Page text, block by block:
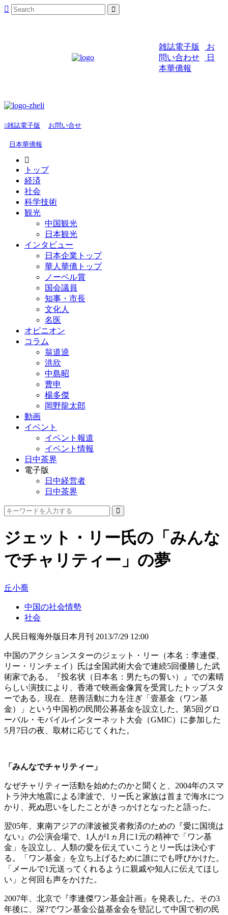
雑誌電子版
お
問い合わせ
日
本華僑報
雑誌電子版 お問い合せ
日本華僑報
トップ
経済
社会
科学技術
観光
中国観光
日本観光
インタビュー
日本企業トップ
華人華僑トップ
ノーベル賞
国会議員
知事・市長
文化人
名医
オピニオン
コラム
翁道逵
洪欣
中島昭
曹申
楊多傑
岡野龍太郎
動画
イベント
イベント報道
イベント情報
日中茶界
電子版
日中経営者
日中茶界
ジェット・リー氏の「みんな
でチャリティー」の夢
丘小喬
中国の社会情勢
社会
人民日報海外版日本月刊 2013/7/29 12:00
中国のアクションスターのジェット・リー（本名：李連傑、
リー・リンチェイ）氏は全国武術大会で連続5回優勝した武
術家である。『投名状（日本名：男たちの誓い）』での素晴
らしい演技により、香港で映画金像賞を受賞したトップスタ
ーである。現在、慈善活動に力を注ぎ「壹基金（ワン基
金）」という中国初の民間公募基金を設立した。第5回グロ
ーバル・モバイルインターネット大会（GMIC）に参加した
5月7日の夜、取材に応じてくれた。
「みんなでチャリティー」
なぜチャリティー活動を始めたのかと聞くと、2004年のスマ
トラ沖大地震による津波で、リー氏と家族は首まで海水につ
かり、死ぬ思いをしたことがきっかけとなったと語った。
翌05年、東南アジアの津波被災者救済のための『愛に国境は
ない』の公演会場で、1人が1ヵ月に1元の精神で「ワン基
金」を設立し、人類の愛を伝えていこうとリー氏は決心す
る。「ワン基金」を立ち上げるために誰にでも呼びかけた。
「メールで1元送ってくれるように親戚や知人に伝えてほし
い」と何回も声をかけた。
2007年、北京で『李連傑ワン基金計画』を発表した。その3
年後に、深?でワン基金公益基金会を登記して中国で初の民